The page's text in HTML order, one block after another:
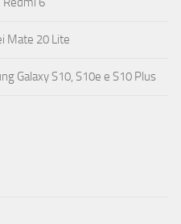
Mate 20 Lite
Galaxy S10, S10e e S10 Plus